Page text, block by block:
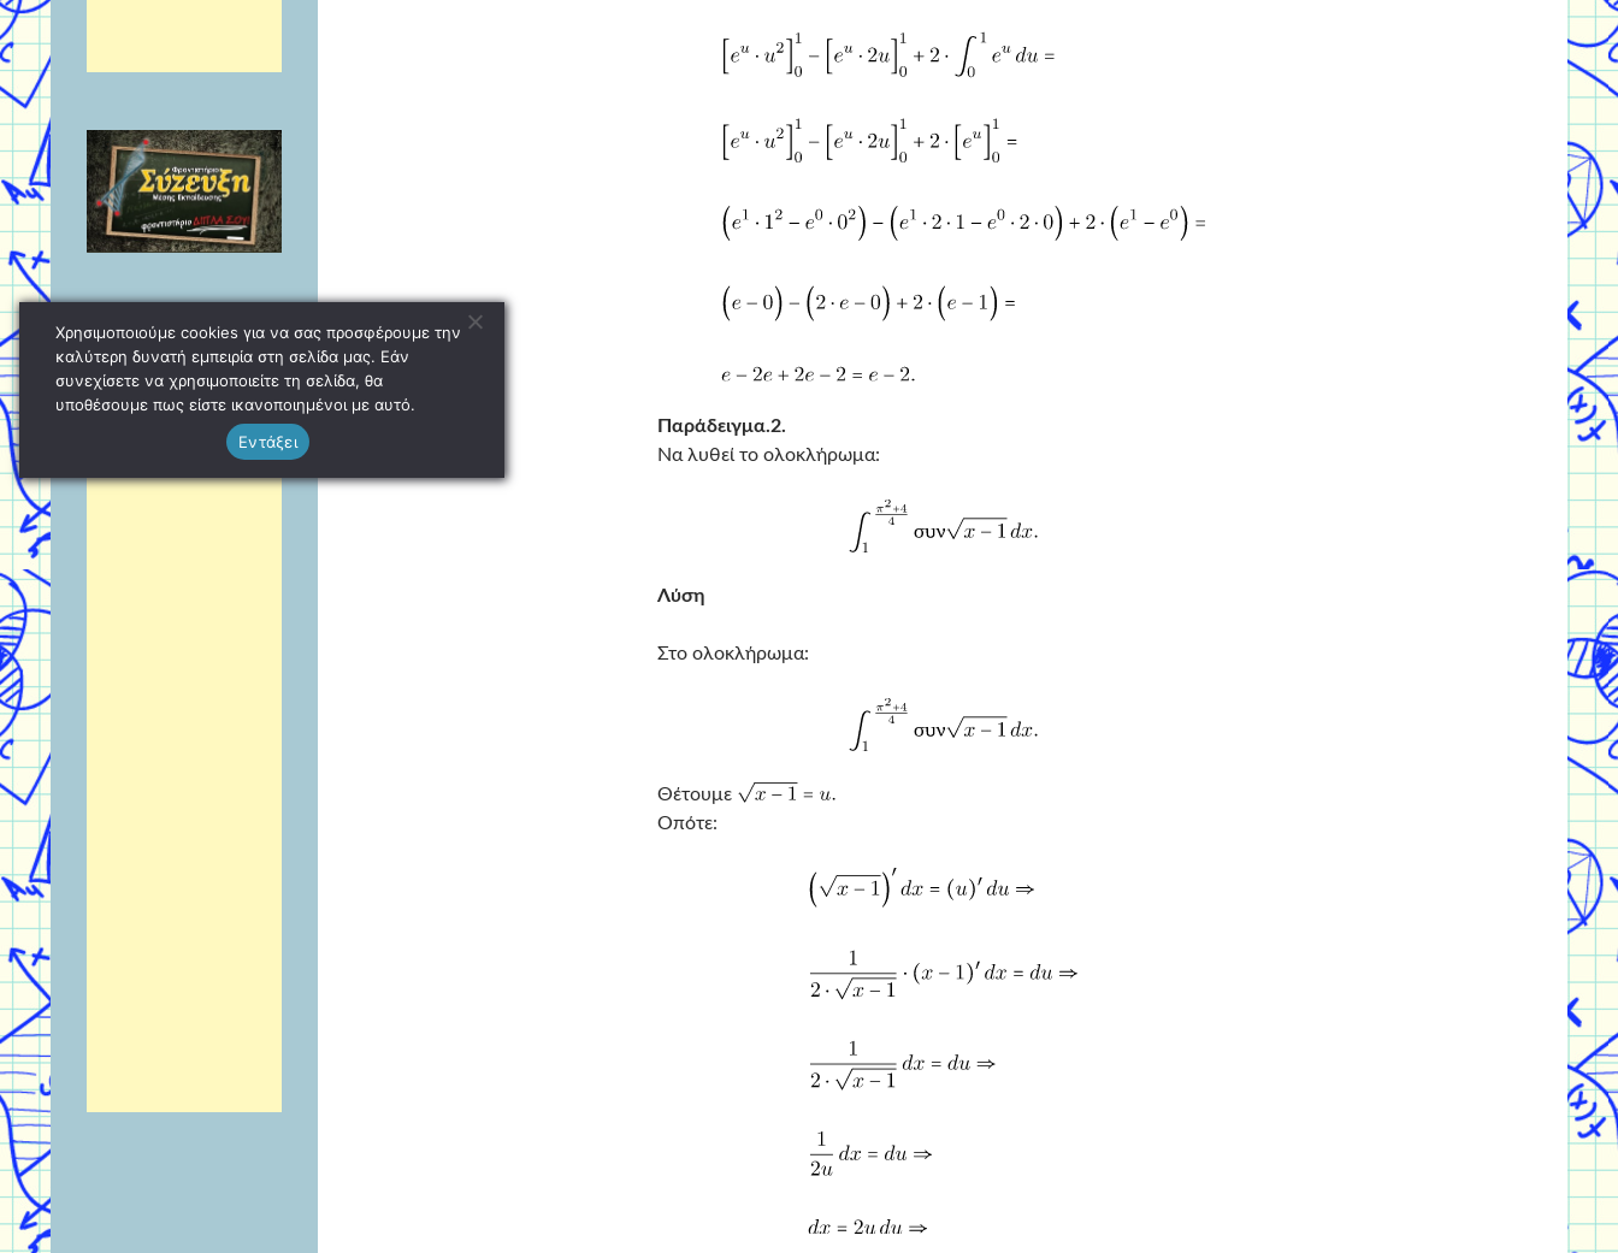
Παράδειγμα.2.
Να λυθεί το ολοκλήρωμα:
Λύση
Στο ολοκλήρωμα:
Θέτουμε
Οπότε:
Χρησιμοποιούμε cookies για να σας προσφέρουμε την
καλύτερη δυνατή εμπειρία στη σελίδα μας. Εάν
συνεχίσετε να χρησιμοποιείτε τη σελίδα, θα
υποθέσουμε πως είστε ικανοποιημένοι με αυτό.
Εντάξει